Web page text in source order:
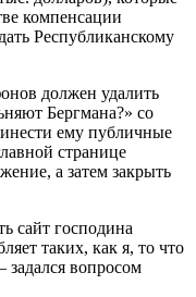
компенсации
Республиканскому
должен удалить
Бергмана?» со
ему публичные
странице
а затем закрыть
сайт господина
таких, как я, то что
задался вопросом